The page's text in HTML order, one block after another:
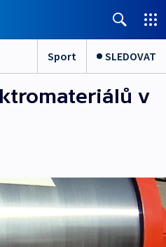
Sport SLEDOVAT
v